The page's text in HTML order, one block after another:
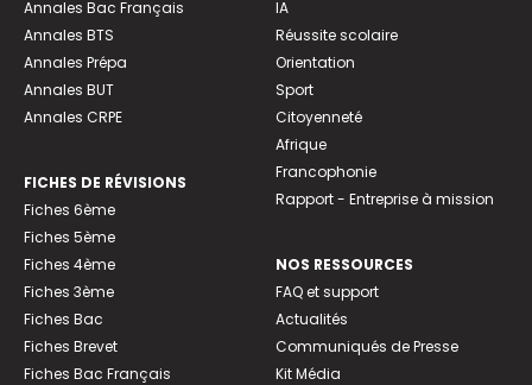
Annales Bac Français
Annales BTS
Annales Prépa
Annales BUT
Annales CRPE
FICHES DE RÉVISIONS
Fiches 6ème
Fiches 5ème
Fiches 4ème
Fiches 3ème
Fiches Bac
Fiches Brevet
Fiches Bac Français
IA
Réussite scolaire
Orientation
Sport
Citoyenneté
Afrique
Francophonie
Rapport - Entreprise à mission
NOS RESSOURCES
FAQ et support
Actualités
Communiqués de Presse
Kit Média